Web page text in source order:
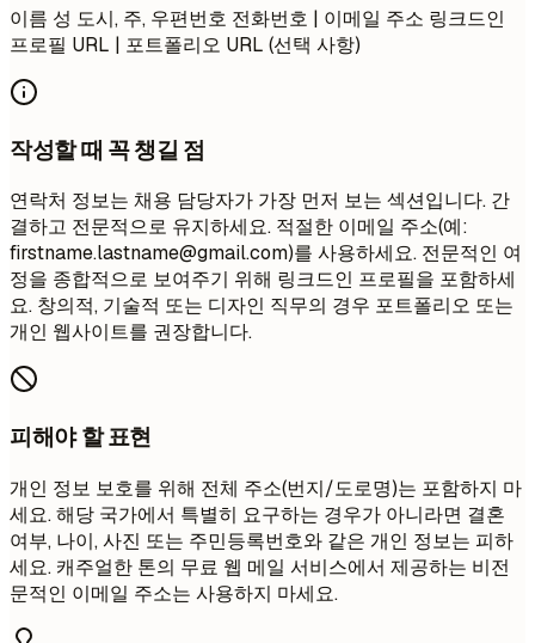
이름 성 도시, 주, 우편번호 전화번호 | 이메일 주소 링크드인
프로필 URL | 포트폴리오 URL (선택 사항)
작성할 때 꼭 챙길 점
연락처 정보는 채용 담당자가 가장 먼저 보는 섹션입니다. 간
결하고 전문적으로 유지하세요. 적절한 이메일 주소(예:
firstname.lastname@gmail.com)를 사용하세요. 전문적인 여
정을 종합적으로 보여주기 위해 링크드인 프로필을 포함하세
요. 창의적, 기술적 또는 디자인 직무의 경우 포트폴리오 또는
개인 웹사이트를 권장합니다.
피해야 할 표현
개인 정보 보호를 위해 전체 주소(번지/도로명)는 포함하지 마
세요. 해당 국가에서 특별히 요구하는 경우가 아니라면 결혼
여부, 나이, 사진 또는 주민등록번호와 같은 개인 정보는 피하
세요. 캐주얼한 톤의 무료 웹 메일 서비스에서 제공하는 비전
문적인 이메일 주소는 사용하지 마세요.